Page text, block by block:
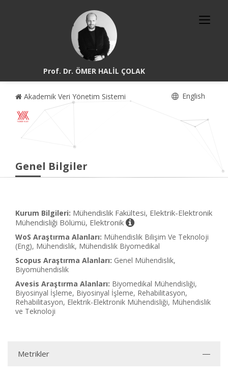
Prof. Dr. ÖMER HALİL ÇOLAK
Akademik Veri Yönetim Sistemi English
Genel Bilgiler
Kurum Bilgileri: Mühendislik Fakültesi, Elektrik-Elektronik
Mühendisliği Bölümü, Elektronik
WoS Araştırma Alanları: Mühendislik Bilişim Ve Teknoloji
(Eng), Mühendislik, Mühendislik Biyomedikal
Scopus Araştırma Alanları: Genel Mühendislik,
Biyomühendislik
Avesis Araştırma Alanları: Biyomedikal Mühendisliği,
Biyosinyal İşleme, Biyosinyal İşleme, Rehabilitasyon,
Rehabilitasyon, Elektrik-Elektronik Mühendisliği, Mühendislik
ve Teknoloji
Metrikler